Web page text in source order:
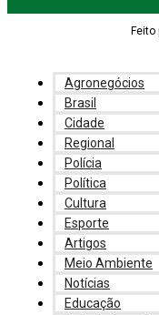
Feito
Agronegócios
Brasil
Cidade
Regional
Polícia
Política
Cultura
Esporte
Artigos
Meio Ambiente
Notícias
Educação